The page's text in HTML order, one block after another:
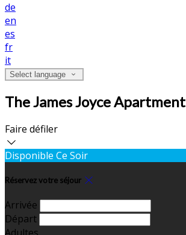
de
en
es
fr
it
Select language
The James Joyce Apartment
Faire défiler
Disponible Ce Soir
Réservez votre séjour
Arrivée
Départ